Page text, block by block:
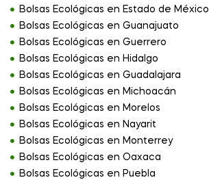
Bolsas Ecológicas en Estado de México
Bolsas Ecológicas en Guanajuato
Bolsas Ecológicas en Guerrero
Bolsas Ecológicas en Hidalgo
Bolsas Ecológicas en Guadalajara
Bolsas Ecológicas en Michoacán
Bolsas Ecológicas en Morelos
Bolsas Ecológicas en Nayarit
Bolsas Ecológicas en Monterrey
Bolsas Ecológicas en Oaxaca
Bolsas Ecológicas en Puebla